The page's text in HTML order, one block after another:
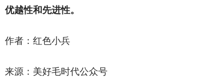
优越性和先进性。
作者：红色小兵
来源：美好毛时代公众号